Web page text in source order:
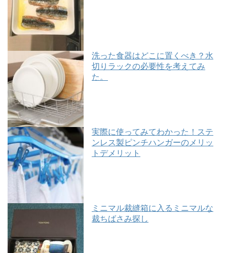
洗った食器はどこに置くべき？水
切りラックの必要性を考えてみ
た。
実際に使ってみてわかった！ステ
ンレス製ピンチハンガーのメリッ
トデメリット
ミニマル裁縫箱に入るミニマルな
裁ちばさみ探し